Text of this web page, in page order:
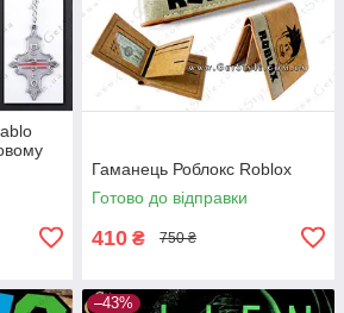
Гаманець Роблокс Roblox
Готово до відправки
410 ₴ 750 ₴
–43%